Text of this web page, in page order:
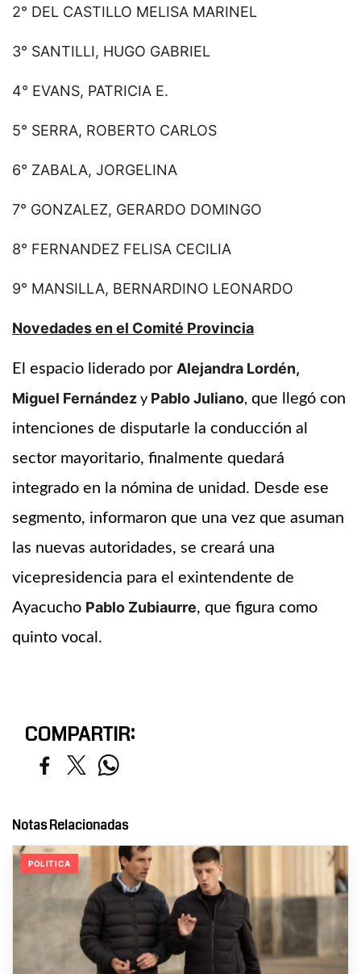
2° DEL CASTILLO MELISA MARINEL
3° SANTILLI, HUGO GABRIEL
4° EVANS, PATRICIA E.
5° SERRA, ROBERTO CARLOS
6° ZABALA, JORGELINA
7° GONZALEZ, GERARDO DOMINGO
8° FERNANDEZ FELISA CECILIA
9° MANSILLA, BERNARDINO LEONARDO
Novedades en el Comité Provincia
El espacio liderado por Alejandra Lordén,
Miguel Fernández y Pablo Juliano, que llegó con
intenciones de disputarle la conducción al
sector mayoritario, finalmente quedará
integrado en la nómina de unidad. Desde ese
segmento, informaron que una vez que asuman
las nuevas autoridades, se creará una
vicepresidencia para el exintendente de
Ayacucho Pablo Zubiaurre, que figura como
quinto vocal.
COMPARTIR:
Notas Relacionadas
POLITICA